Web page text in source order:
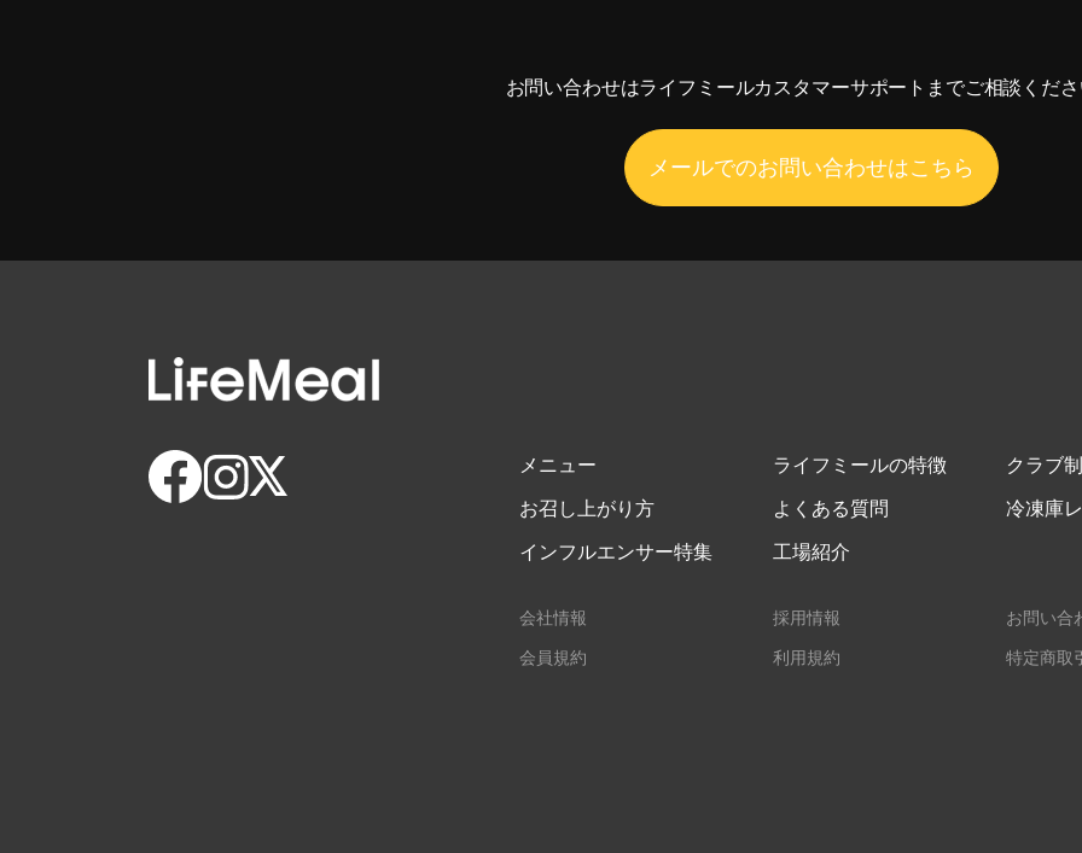
お問い合わせはライフミールカスタマーサポートまでご相談くだ
メールでのお問い合わせはこちら
メニュー ライフミールの特徴
クラブ
お召し上がり方
よくある質問
冷凍庫
インフルエンサー特集
工場紹介
会社情報 採用情報
お問い合
会員規約
利用規約 特定商取